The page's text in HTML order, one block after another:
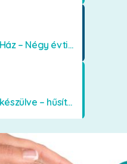
40 éves a Názáret Ház – Négy évtized szeretetben és gondoskodásban
A hőségriadóra felkészülve – hűsítő fejlesztések a Szent Lajos Otthonban